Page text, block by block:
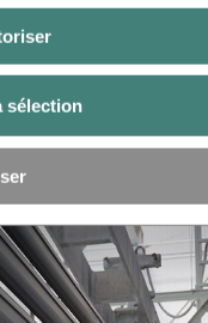
sélection
rayons UV.